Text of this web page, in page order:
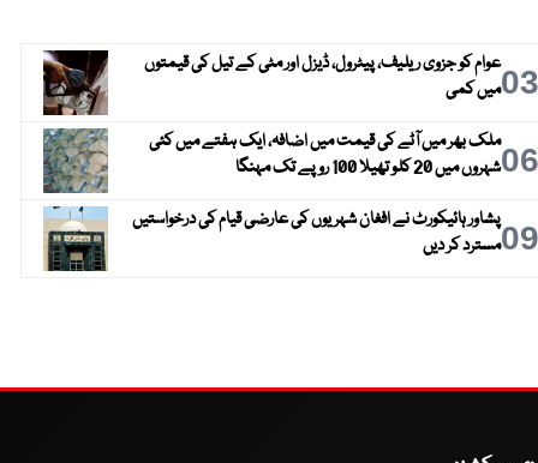
03عوام کو جزوی ریلیف، پیٹرول، ڈیزل اور مٹی کے تیل کی قیمتوں
میں کمی
06ملک بھر میں آٹے کی قیمت میں اضافہ، ایک ہفتے میں کئی
شہروں میں 20 کلو تھیلا 100 روپے تک مہنگا
09پشاور ہائیکورٹ نے افغان شہریوں کی عارضی قیام کی درخواستیں
مسترد کر دیں